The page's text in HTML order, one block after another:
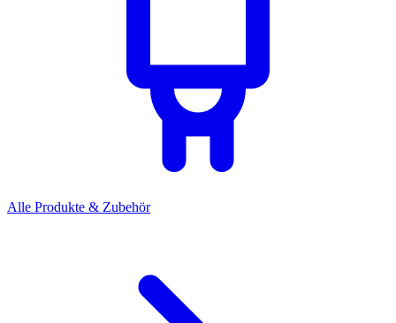
Alle Produkte & Zubehör